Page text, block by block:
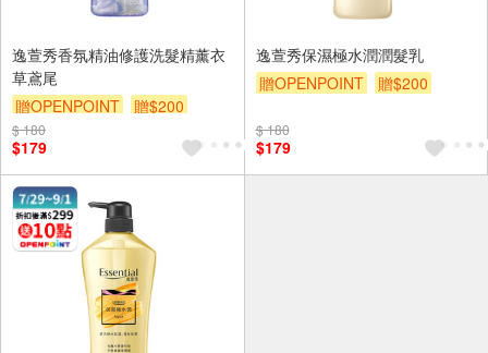
逸萱秀香氛精油修護洗髮精薰衣
草鳶尾
贈OPENPOINT
贈$200
$ 180
$179
逸萱秀保濕極水潤潤髮乳
贈OPENPOINT
贈$200
$ 180
$179